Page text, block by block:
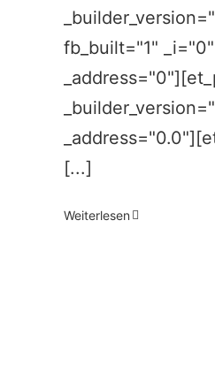
fb_built="1" _i="0"
[...]
Weiterlesen